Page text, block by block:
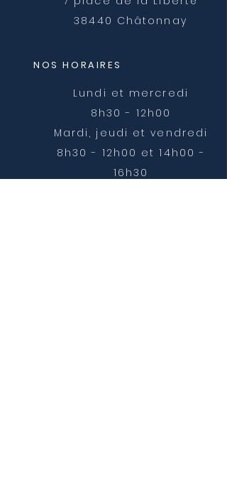
38440 Châtonnay
NOS HORAIRES
Lundi et mercredi
8h30 - 12h00
Mardi, jeudi et vendredi
8h30 - 12h00 et 14h00 -
16h30